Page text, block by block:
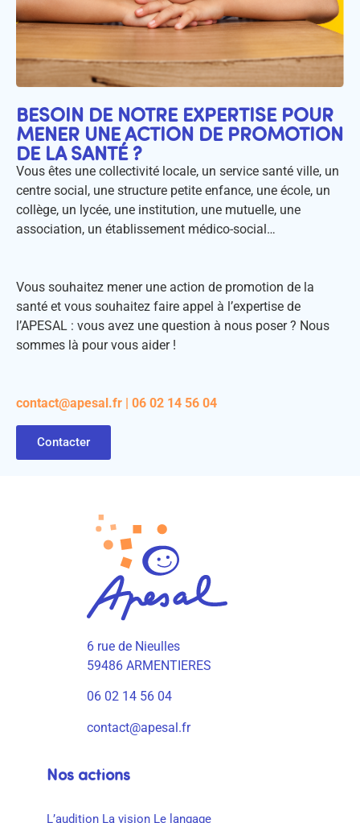
BESOIN DE NOTRE EXPERTISE POUR
MENER UNE ACTION DE PROMOTION
DE LA SANTÉ ?
Vous êtes une collectivité locale, un service santé ville, un
centre social, une structure petite enfance, une école, un
collège, un lycée, une institution, une mutuelle, une
association, un établissement médico-social…
Vous souhaitez mener une action de promotion de la
santé et vous souhaitez faire appel à l’expertise de
l’APESAL : vous avez une question à nous poser ? Nous
sommes là pour vous aider !
contact@apesal.fr | 06 02 14 56 04
Contacter
6 rue de Nieulles
59486 ARMENTIERES
06 02 14 56 04
contact@apesal.fr
Nos actions
L’audition La vision Le langage